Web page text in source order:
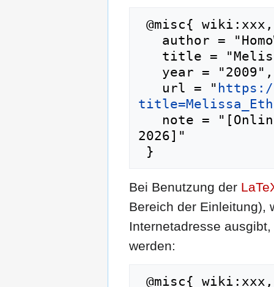
   url = "
https://
2026]"
Bei Benutzung der
Bereich der Einleitung),
Internetadresse
werden: